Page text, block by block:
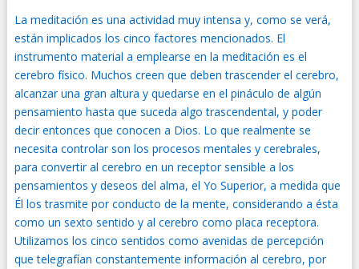
La meditación es una actividad muy intensa y, como se verá,
están implicados los cinco factores mencionados. El
instrumento material a emplearse en la meditación es el
cerebro físico. Muchos creen que deben trascender el cerebro,
alcanzar una gran altura y quedarse en el pináculo de algún
pensamiento hasta que suceda algo trascendental, y poder
decir entonces que conocen a Dios. Lo que realmente se
necesita controlar son los procesos mentales y cerebrales,
para convertir al cerebro en un receptor sensible a los
pensamientos y deseos del alma, el Yo Superior, a medida que
Él los trasmite por conducto de la mente, considerando a ésta
como un sexto sentido y al cerebro como placa receptora.
Utilizamos los cinco sentidos como avenidas de percepción
que telegrafían constantemente información al cerebro, por